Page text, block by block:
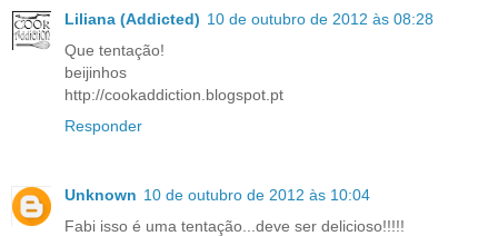
Liliana (Addicted) 10 de outubro de 2012 às 08:28
Que tentação!
beijinhos
http://cookaddiction.blogspot.pt
Responder
Unknown 10 de outubro de 2012 às 10:04
Fabi isso é uma tentação...deve ser delicioso!!!!!